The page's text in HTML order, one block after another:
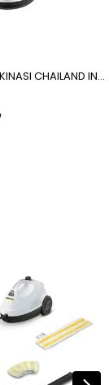
FAKIR CAY MAKINASI CHAILAND INOX